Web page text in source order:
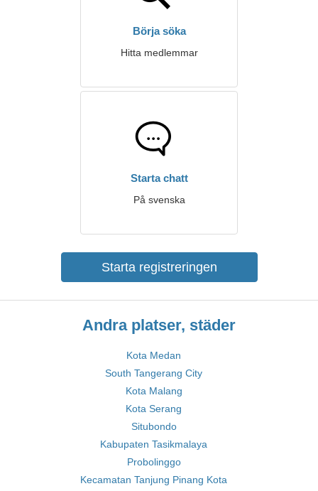
Börja söka
Hitta medlemmar
Starta chatt
På svenska
Starta registreringen
Andra platser, städer
Kota Medan
South Tangerang City
Kota Malang
Kota Serang
Situbondo
Kabupaten Tasikmalaya
Probolinggo
Kecamatan Tanjung Pinang Kota